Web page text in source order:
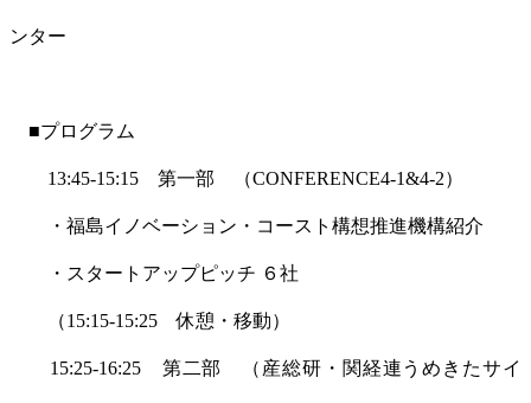
ンター
■プログラム
13:45-15:15 第一部 （CONFERENCE4-1&4-2）
・福島イノベーション・コースト構想推進機構紹介
・スタートアップピッチ ６社
（15:15-15:25 休憩・移動）
15:25-16:25 第二部 （産総研・関経連うめきたサイ